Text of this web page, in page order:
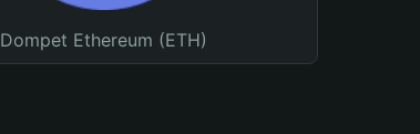
Dompet Ethereum (ETH)